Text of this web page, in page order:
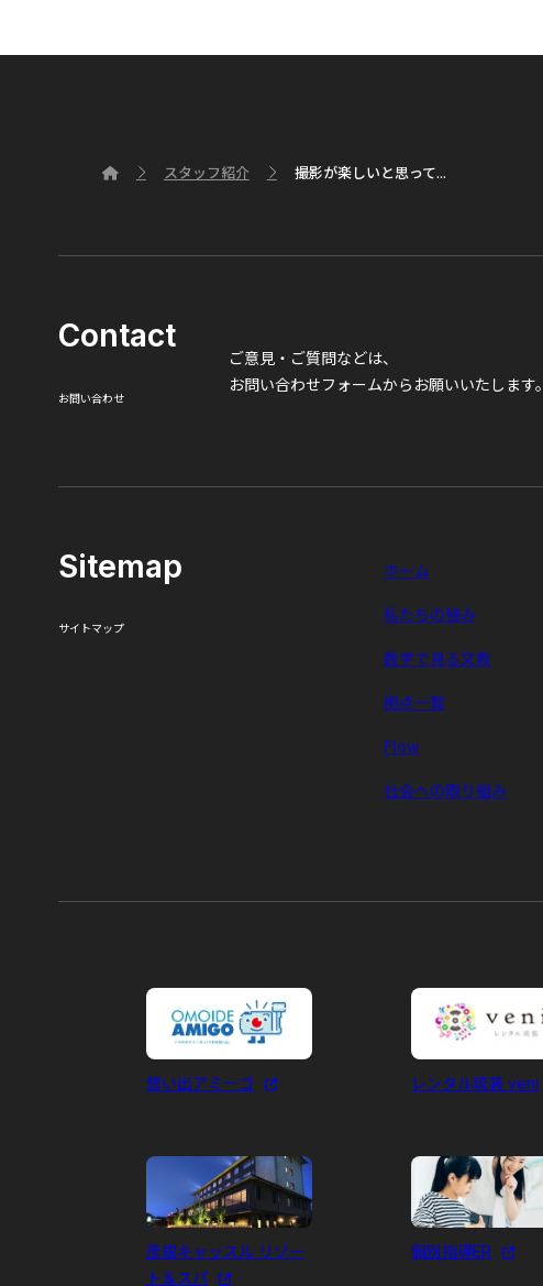
スタッフ紹介 撮影が楽しいと思って...
Contact
お問い合わせ
ご意見・ご質問などは、
お問い合わせフォームからお願いいたします。
Sitemap
サイトマップ
ホーム
私たちの強み
数字で見る文教
拠点一覧
Flow
社会への取り組み
想い出アミーゴ レンタル琉装 veni
彦根キャッスル リゾー
ト＆スパ
個別指導ER